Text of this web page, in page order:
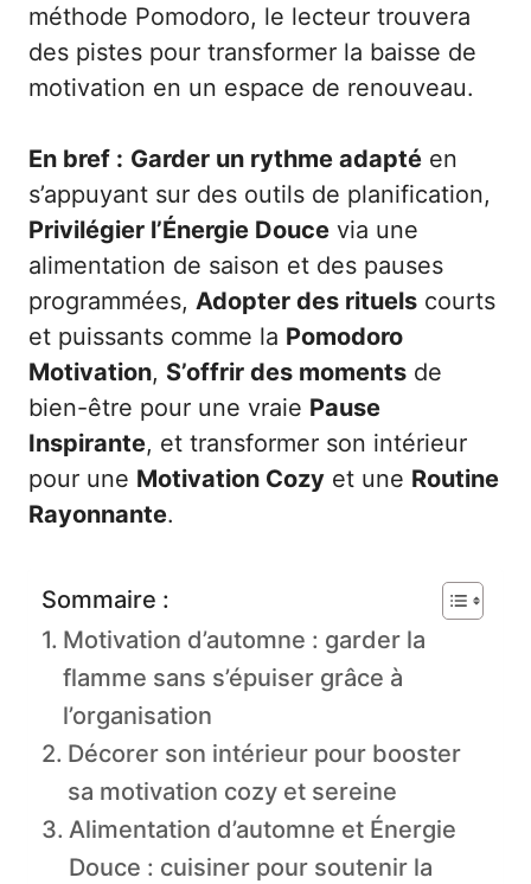
méthode Pomodoro, le lecteur trouvera
des pistes pour transformer la baisse de
motivation en un espace de renouveau.
En bref : Garder un rythme adapté en
s’appuyant sur des outils de planification,
Privilégier l’Énergie Douce via une
alimentation de saison et des pauses
programmées, Adopter des rituels courts
et puissants comme la Pomodoro
Motivation, S’offrir des moments de
bien-être pour une vraie Pause
Inspirante, et transformer son intérieur
pour une Motivation Cozy et une Routine
Rayonnante.
Sommaire :
Motivation d’automne : garder la
flamme sans s’épuiser grâce à
l’organisation
Décorer son intérieur pour booster
sa motivation cozy et sereine
Alimentation d’automne et Énergie
Douce : cuisiner pour soutenir la